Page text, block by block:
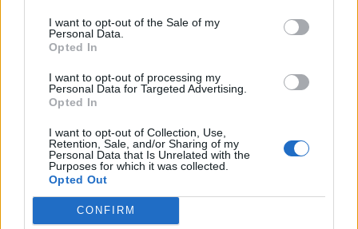
I want to opt-out of the Sale of my
Personal Data.
Opted In
I want to opt-out of processing my
Personal Data for Targeted Advertising.
Opted In
I want to opt-out of Collection, Use,
Retention, Sale, and/or Sharing of my
Personal Data that Is Unrelated with the
Purposes for which it was collected.
Opted Out
CONFIRM
27 Φεβρουαρίου 2026
Πάνω από 100 μωρά έχουν
γεννηθεί μέσω εξωσωματικής, με
27 Φεβρουαρίου 2026
Μεταπροπονητική πείνα: Ο λόγος
που θέλεις να καταβροχθίσεις τα
πάντα μετά την άσκηση